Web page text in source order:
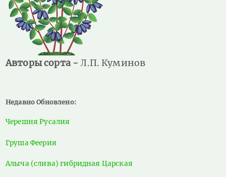
Авторы сорта -Л.П. Куминов
Недавно Обновлено:
Черешня Русалия
Груша Феерия
Алыча (слива) гибридная Царская